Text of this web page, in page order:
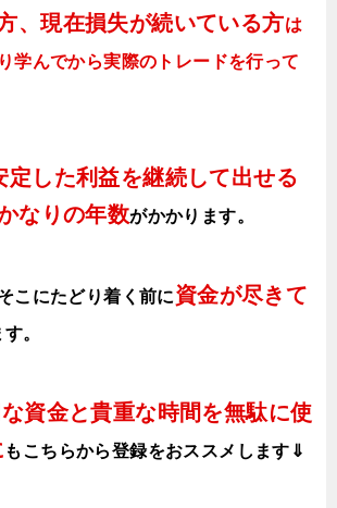
、現在損失が続いている方は
学んでから実際のトレードを行って
定した利益を継続して出せる
なりの年数がかかります。
こにたどり着く前に資金が尽きて
。
資金と貴重な時間を無駄に使
も こちらから登録をおススメします⇓